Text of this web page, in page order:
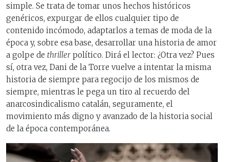
simple. Se trata de tomar unos hechos históricos
genéricos, expurgar de ellos cualquier tipo de
contenido incómodo, adaptarlos a temas de moda de la
época y, sobre esa base, desarrollar una historia de amor
a golpe de thriller político. Dirá el lector: ¿Otra vez? Pues
sí, otra vez, Dani de la Torre vuelve a intentar la misma
historia de siempre para regocijo de los mismos de
siempre, mientras le pega un tiro al recuerdo del
anarcosindicalismo catalán, seguramente, el
movimiento más digno y avanzado de la historia social
de la época contemporánea.